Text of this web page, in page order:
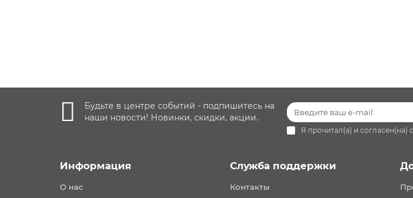
Будьте в центре событий - подпишитесь на
наши новости! Новинки, скидки, акции.
Я прочитал(а) и согласен(на)
Информация
О нас
Служба поддержки
Контакты